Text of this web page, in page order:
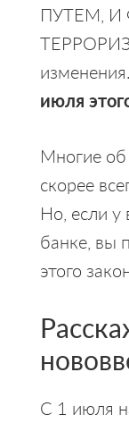
ПУТЕМ,
июля
Многие
скорее
Но, если у
банке, вы
этого
С 1 июля